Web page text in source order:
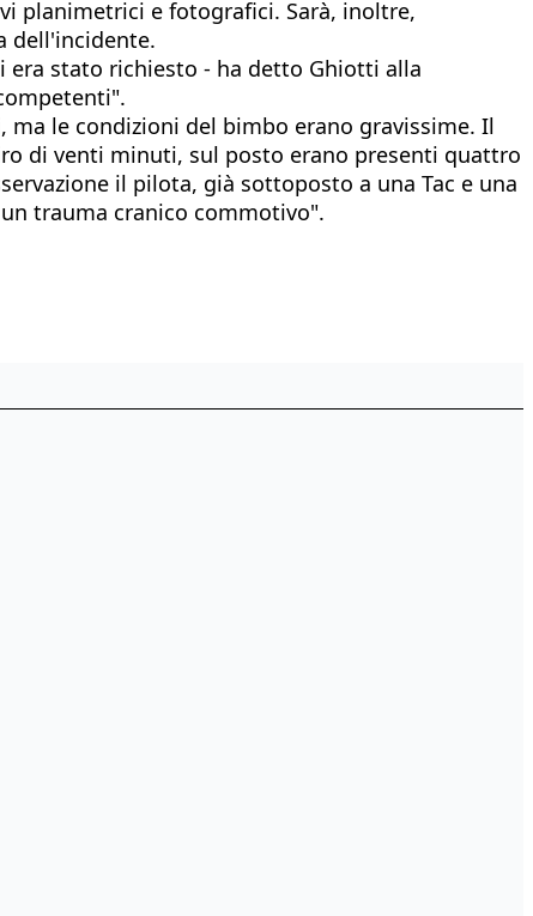
planimetrici e fotografici. Sarà, inoltre,
dell'incidente.
stato richiesto - ha detto Ghiotti alla
le condizioni del bimbo erano gravissime. Il
di venti minuti, sul posto erano presenti quattro
il pilota, già sottoposto a una Tac e una
trauma cranico commotivo".